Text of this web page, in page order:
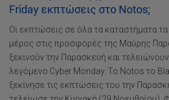
Friday εκπτώσεις στο Notos;
Οι εκπτώσεις σε όλα τα καταστήματα
μέρος στις προσφορές της Μαύρης
ξεκινούν την Παρασκευή και
λεγόμενο Cyber Monday. To Notos το
ξεκίνησε τις εκπτώσεις του την